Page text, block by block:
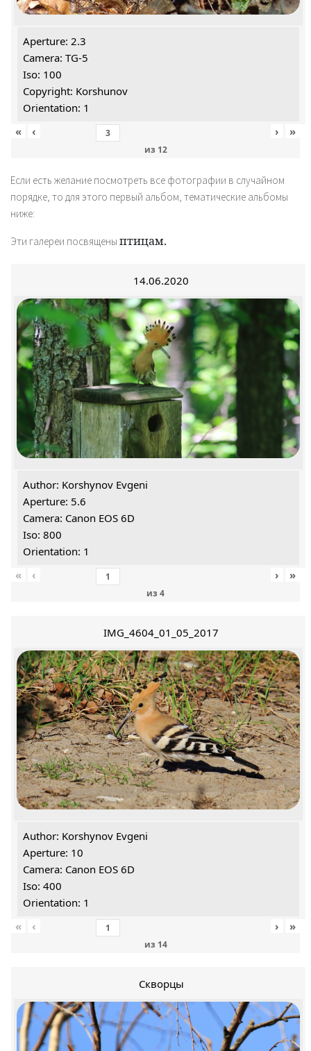
Aperture: 2.3
Camera: TG-5
Iso: 100
Copyright: Korshunov
Orientation: 1
«
‹
из 12
› »
Если есть желание посмотреть все фотографии в случайном
порядке, то для этого первый альбом, тематические альбомы
ниже:
Эти галереи посвящены птицам.
14.06.2020
Author: Korshynov Evgeni
Aperture: 5.6
Camera: Canon EOS 6D
Iso: 800
Orientation: 1
«
‹
из 4
› »
IMG_4604_01_05_2017
Author: Korshynov Evgeni
Aperture: 10
Camera: Canon EOS 6D
Iso: 400
Orientation: 1
«
‹
из 14
› »
Скворцы